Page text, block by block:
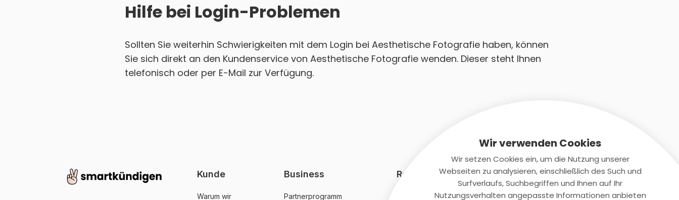
Hilfe bei Login-Problemen
Sollten Sie weiterhin Schwierigkeiten mit dem Login bei Aesthetische Fotografie haben, können
Sie sich direkt an den Kundenservice von Aesthetische Fotografie wenden. Dieser steht Ihnen
telefonisch oder per E-Mail zur Verfügung.
Kunde
Warum wir
Business
Partnerprogramm
Rechtliches Kontaktiere uns
+(49)2131/708-4280
Wir verwenden Cookies
Wir setzen Cookies ein, um die Nutzung unserer
Webseiten zu analysieren, einschließlich des Such und
Surfverlaufs, Suchbegriffen und Ihnen auf Ihr
Nutzungsverhalten angepasste Informationen anbieten